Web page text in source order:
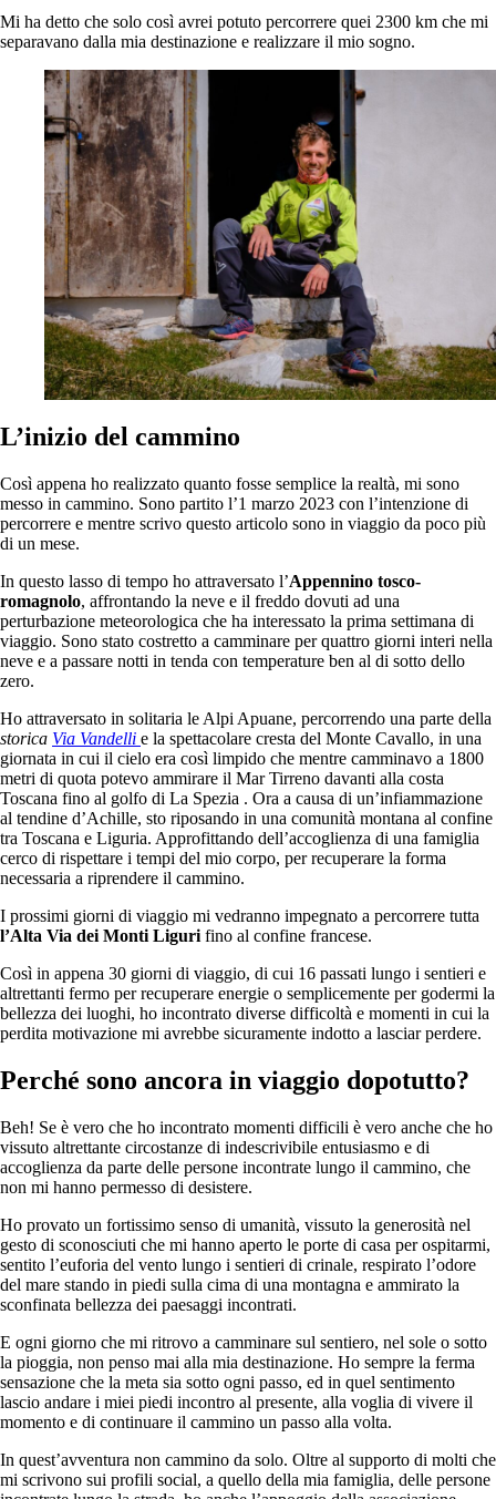
Mi ha detto che solo così avrei potuto percorrere quei 2300 km che mi
separavano dalla mia destinazione e realizzare il mio sogno.
L’inizio del cammino
Così appena ho realizzato quanto fosse semplice la realtà, mi sono
messo in cammino. Sono partito l’1 marzo 2023 con l’intenzione di
percorrere e mentre scrivo questo articolo sono in viaggio da poco più
di un mese.
In questo lasso di tempo ho attraversato l’Appennino tosco-
romagnolo, affrontando la neve e il freddo dovuti ad una
perturbazione meteorologica che ha interessato la prima settimana di
viaggio. Sono stato costretto a camminare per quattro giorni interi nella
neve e a passare notti in tenda con temperature ben al di sotto dello
zero.
Ho attraversato in solitaria le Alpi Apuane, percorrendo una parte della
storica Via Vandelli e la spettacolare cresta del Monte Cavallo, in una
giornata in cui il cielo era così limpido che mentre camminavo a 1800
metri di quota potevo ammirare il Mar Tirreno davanti alla costa
Toscana fino al golfo di La Spezia . Ora a causa di un’infiammazione
al tendine d’Achille, sto riposando in una comunità montana al confine
tra Toscana e Liguria. Approfittando dell’accoglienza di una famiglia
cerco di rispettare i tempi del mio corpo, per recuperare la forma
necessaria a riprendere il cammino.
I prossimi giorni di viaggio mi vedranno impegnato a percorrere tutta
l’Alta Via dei Monti Liguri fino al confine francese.
Così in appena 30 giorni di viaggio, di cui 16 passati lungo i sentieri e
altrettanti fermo per recuperare energie o semplicemente per godermi la
bellezza dei luoghi, ho incontrato diverse difficoltà e momenti in cui la
perdita motivazione mi avrebbe sicuramente indotto a lasciar perdere.
Perché sono ancora in viaggio dopotutto?
Beh! Se è vero che ho incontrato momenti difficili è vero anche che ho
vissuto altrettante circostanze di indescrivibile entusiasmo e di
accoglienza da parte delle persone incontrate lungo il cammino, che
non mi hanno permesso di desistere.
Ho provato un fortissimo senso di umanità, vissuto la generosità nel
gesto di sconosciuti che mi hanno aperto le porte di casa per ospitarmi,
sentito l’euforia del vento lungo i sentieri di crinale, respirato l’odore
del mare stando in piedi sulla cima di una montagna e ammirato la
sconfinata bellezza dei paesaggi incontrati.
E ogni giorno che mi ritrovo a camminare sul sentiero, nel sole o sotto
la pioggia, non penso mai alla mia destinazione. Ho sempre la ferma
sensazione che la meta sia sotto ogni passo, ed in quel sentimento
lascio andare i miei piedi incontro al presente, alla voglia di vivere il
momento e di continuare il cammino un passo alla volta.
In quest’avventura non cammino da solo. Oltre al supporto di molti che
mi scrivono sui profili social, a quello della mia famiglia, delle persone